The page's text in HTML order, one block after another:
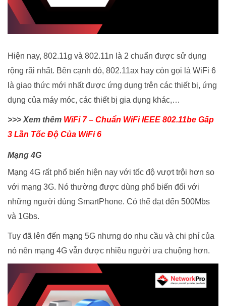
Hiện nay, 802.11g và 802.11n là 2 chuẩn được sử dụng
rộng rãi nhất. Bên cạnh đó, 802.11ax hay còn gọi là WiFi 6
là giao thức mới nhất được ứng dụng trên các thiết bị, ứng
dụng của máy móc, các thiết bị gia dụng khác,…
>>> Xem thêm WiFi 7 – Chuẩn WiFi IEEE 802.11be Gấp
3 Lần Tốc Độ Của WiFi 6
Mạng 4G
Mạng 4G rất phổ biến hiện nay với tốc độ vượt trội hơn so
với mạng 3G. Nó thường được dùng phổ biến đối với
những người dùng SmartPhone. Có thể đạt đến 500Mbs
và 1Gbs.
Tuy đã lên đến mạng 5G nhưng do nhu cầu và chi phí của
nó nên mạng 4G vẫn được nhiều người ưa chuộng hơn.